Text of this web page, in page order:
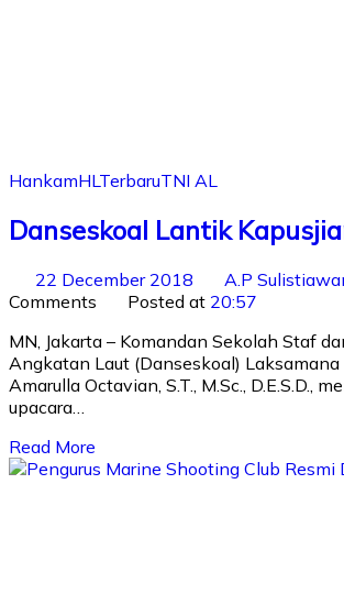
HankamHL TerbaruTNI AL
Danseskoal Lantik
22 December 2018 A.P
Comments
Posted at 20:57
MN, Jakarta – Komandan Sekolah Staf
Angkatan Laut (Danseskoal) Laksamana
Amarulla Octavian, S.T., M.Sc., D.E.S.D.,
upacara…
Read More